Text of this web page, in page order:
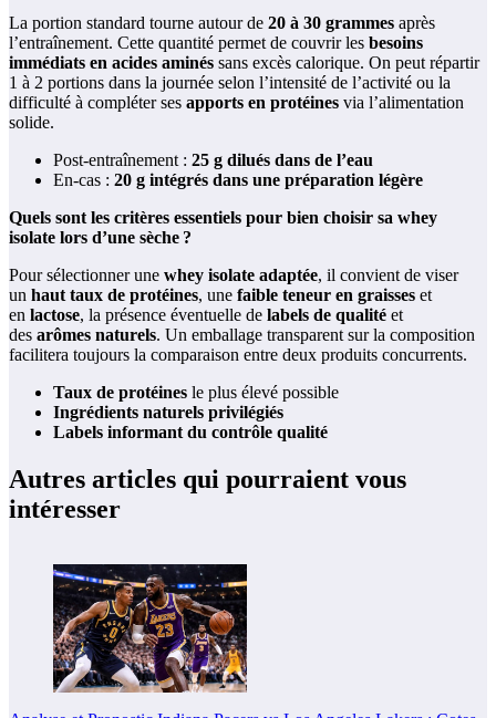
La portion standard tourne autour de 20 à 30 grammes après
l’entraînement. Cette quantité permet de couvrir les besoins
immédiats en acides aminés sans excès calorique. On peut répartir
1 à 2 portions dans la journée selon l’intensité de l’activité ou la
difficulté à compléter ses apports en protéines via l’alimentation
solide.
Post-entraînement : 25 g dilués dans de l’eau
En-cas : 20 g intégrés dans une préparation légère
Quels sont les critères essentiels pour bien choisir sa whey
isolate lors d’une sèche ?
Pour sélectionner une whey isolate adaptée, il convient de viser
un haut taux de protéines, une faible teneur en graisses et
en lactose, la présence éventuelle de labels de qualité et
des arômes naturels. Un emballage transparent sur la composition
facilitera toujours la comparaison entre deux produits concurrents.
Taux de protéines le plus élevé possible
Ingrédients naturels privilégiés
Labels informant du contrôle qualité
Autres articles qui pourraient vous
intéresser